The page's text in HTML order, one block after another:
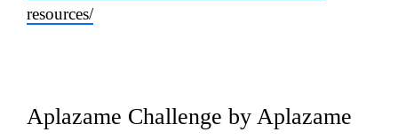
resources/
Aplazame Challenge by Aplazame